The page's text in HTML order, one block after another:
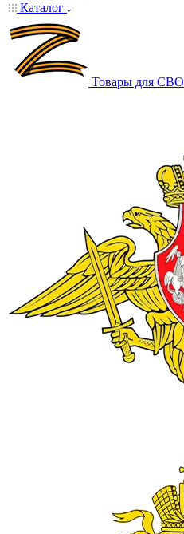
Каталог
Товары для СВО